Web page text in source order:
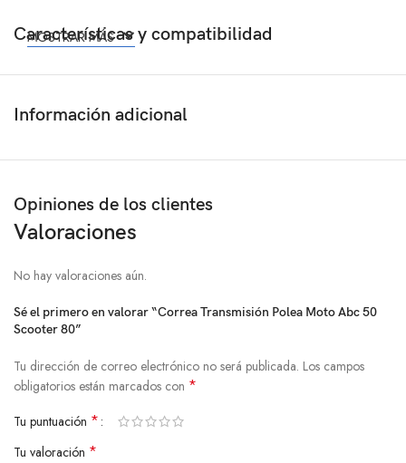
Características y compatibilidad
MOSTRAR MÁS
Información adicional
Opiniones de los clientes
Valoraciones
No hay valoraciones aún.
Sé el primero en valorar “Correa Transmisión Polea Moto Abc 50
Scooter 80”
Tu dirección de correo electrónico no será publicada. Los campos
obligatorios están marcados con *
Tu puntuación *
Tu valoración *